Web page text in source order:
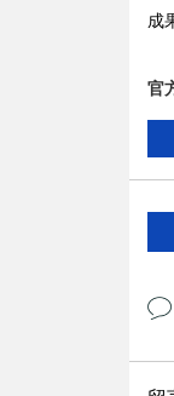
成
官